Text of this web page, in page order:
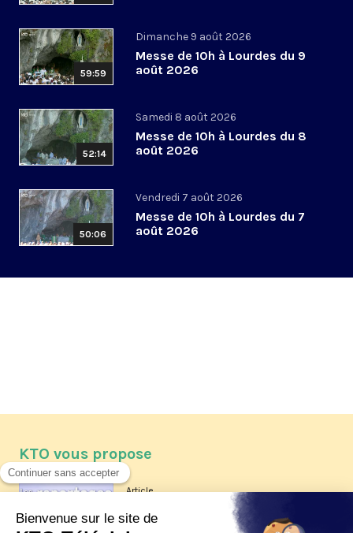
59:59
Dimanche 9 août 2026
Messe de 10h à Lourdes du 9
août 2026
52:14
Samedi 8 août 2026
Messe de 10h à Lourdes du 8
août 2026
50:06
Vendredi 7 août 2026
Messe de 10h à Lourdes du 7
août 2026
KTO vous propose
Article
Les reportages d'été 2026 de KTO